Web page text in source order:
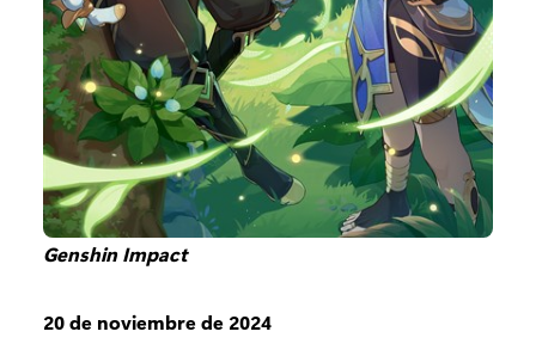
Genshin Impact
20 de noviembre de 2024